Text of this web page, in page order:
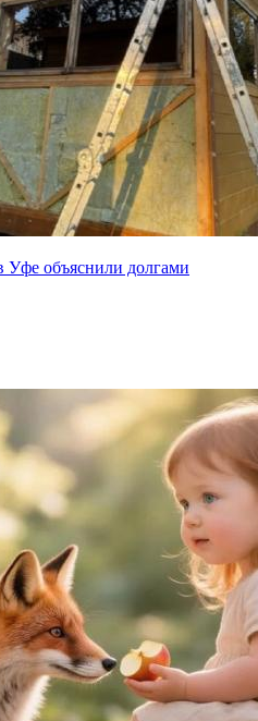
Уфе объяснили долгами